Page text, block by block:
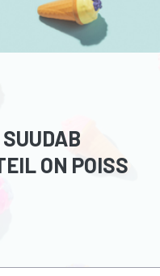
ON POISS